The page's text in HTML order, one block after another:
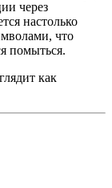
через
настолько
что
помыться.
как